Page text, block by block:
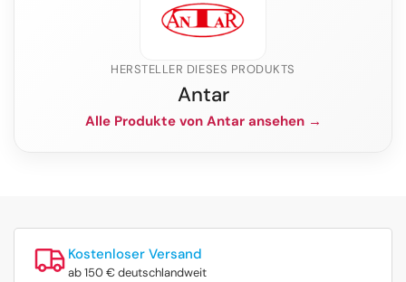
HERSTELLER DIESES PRODUKTS
Antar
Alle Produkte von Antar ansehen →
Kostenloser Versand
ab 150 € deutschlandweit